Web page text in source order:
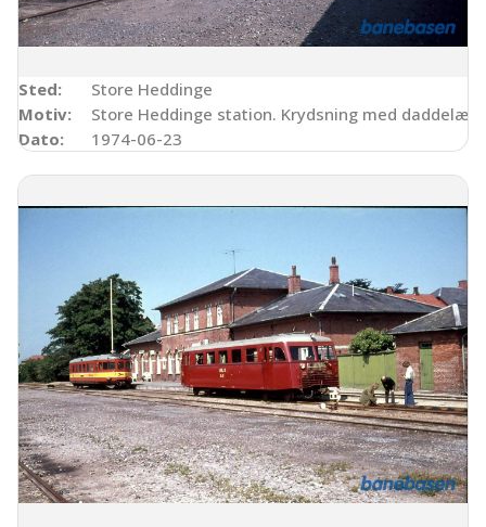
Sted:
Store Heddinge
Motiv:
Store Heddinge station. Krydsning med
Dato:
1974-06-23